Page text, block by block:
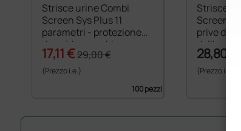
Strisce urine Combi
Screen Sys Plus 11
parametri - protezione
da acido ascorbico
17,11 €29,00 €
(Prezzo i.e.)
100 pezzi
Strisce
Screen
prive di
dall'acido
28,80 €
(Prezzo i.e.)